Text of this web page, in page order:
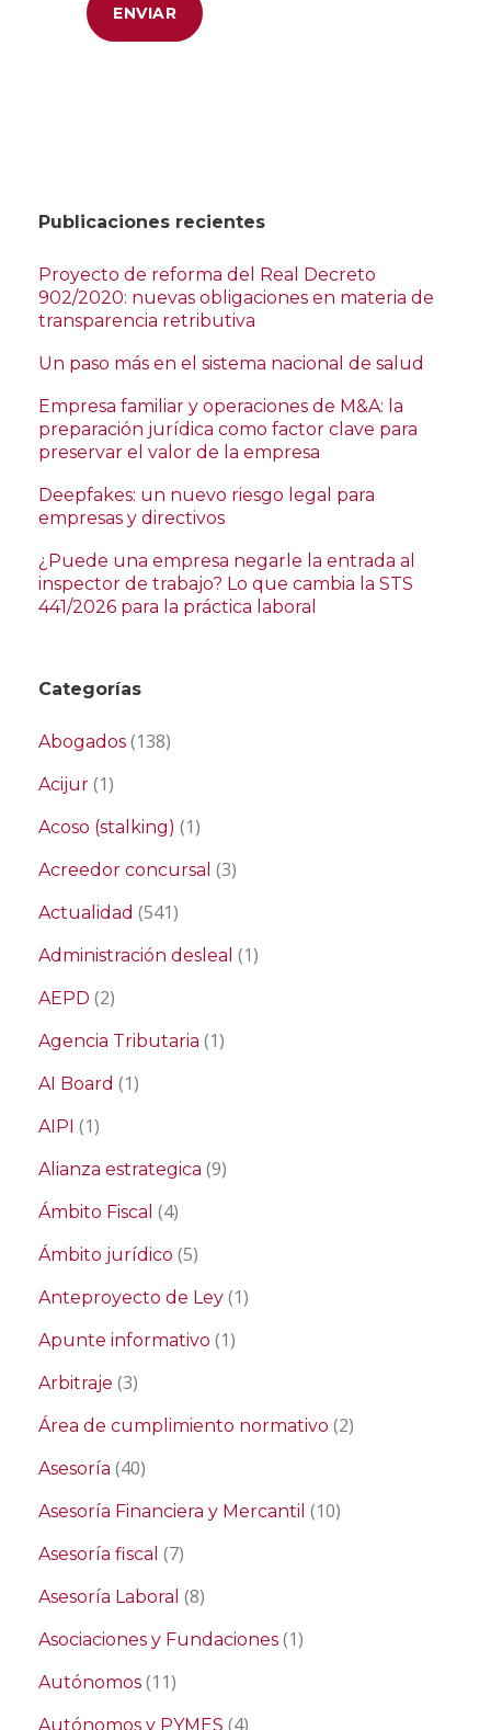
Publicaciones recientes
Proyecto de reforma del Real Decreto
902/2020: nuevas obligaciones en materia de
transparencia retributiva
Un paso más en el sistema nacional de salud
Empresa familiar y operaciones de M&A: la
preparación jurídica como factor clave para
preservar el valor de la empresa
Deepfakes: un nuevo riesgo legal para
empresas y directivos
¿Puede una empresa negarle la entrada al
inspector de trabajo? Lo que cambia la STS
441/2026 para la práctica laboral
Categorías
Abogados (138)
Acijur (1)
Acoso (stalking) (1)
Acreedor concursal (3)
Actualidad (541)
Administración desleal (1)
AEPD (2)
Agencia Tributaria (1)
AI Board (1)
AIPI (1)
Alianza estrategica (9)
Ámbito Fiscal (4)
Ámbito jurídico (5)
Anteproyecto de Ley (1)
Apunte informativo (1)
Arbitraje (3)
Área de cumplimiento normativo (2)
Asesoría (40)
Asesoría Financiera y Mercantil (10)
Asesoría fiscal (7)
Asesoría Laboral (8)
Asociaciones y Fundaciones (1)
Autónomos (11)
Autónomos y PYMES (4)